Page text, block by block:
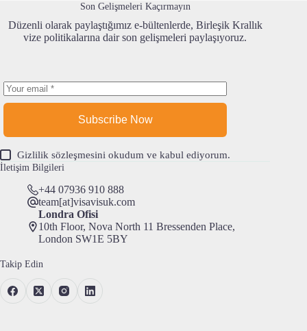
Son Gelişmeleri Kaçırmayın
Düzenli olarak paylaştığımız e-bültenlerde, Birleşik Krallık
vize politikalarına dair son gelişmeleri paylaşıyoruz.
Subscribe Now
Gizlilik sözleşmesini okudum ve kabul ediyorum.
İletişim Bilgileri
+44 07936 910 888
team[at]visavisuk.com
Londra Ofisi
10th Floor, Nova North 11 Bressenden Place,
London SW1E 5BY
Takip Edin